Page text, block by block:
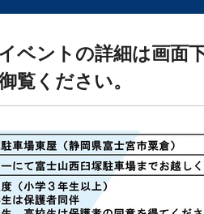
ベントの詳細は画面
覧ください。